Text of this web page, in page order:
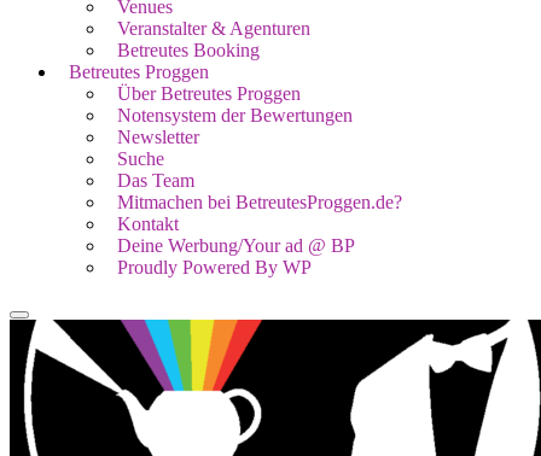
Venues
Veranstalter & Agenturen
Betreutes Booking
Betreutes Proggen
Über Betreutes Proggen
Notensystem der Bewertungen
Newsletter
Suche
Das Team
Mitmachen bei BetreutesProggen.de?
Kontakt
Deine Werbung/Your ad @ BP
Proudly Powered By WP